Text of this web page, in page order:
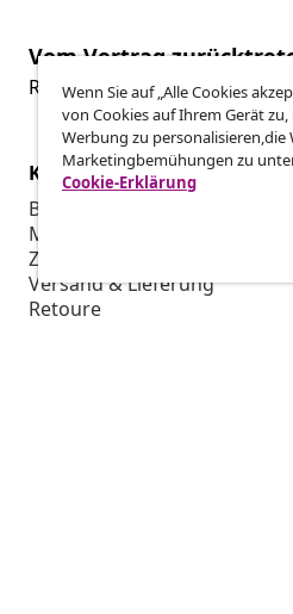
Vom Vertrag
Reiche einen
Kundenservice
Bestellung verfolgen
Mein Konto
Zahlung
Versand & Lieferung
Retoure
Wenn Sie auf „Alle Cookies
von Cookies auf Ihrem Gerät
Werbung zu
Marketingbemühungen zu
Cookie-Erklärung